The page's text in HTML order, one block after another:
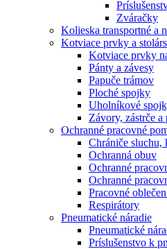
Zváračky
Kolieska transportné a
Kotviace prvky a
Kotviace prvky
Pánty a závesy
Papuče trámov
Ploché spojky
Uholníkové
Závory, zástrče a
Ochranné pracovné
Chrániče sluchu,
Ochranná obuv
Ochranné
Ochranné
Pracovné
Respirátory
Pneumatické náradie
Pneumatické
Príslušenstvo k